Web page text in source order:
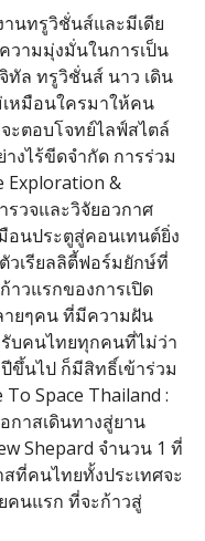
นทรูวิชั่นส์และมีเดีย
วามมุ่งมั่นในการเป็น
ทัล ทรูวิชั่นส์ นาว เดิน
หมือนใครมาให้คน
ะตอบโจทย์ไลฟ์สไตล์
งไร้ขีดจำกัด การร่วม
Exploration &
รวจและวิจัยอวกาศ
อนประตูสู่คอนเทนต์ยิ่ง
วเรียลลิตี้ฟอร์มยักษ์ที่
าวแรกของการเปิด
ยๆคน ที่มีความฝัน
บคนไทยทุกคนที่ไม่ว่า
ขึ้นไป ก็มีสิทธิ์เข้าร่วม
Space Thailand :
กาสเดินทางสู่ยาน
Shepard จำนวน 1 ที่
ที่คนไทยทั้งประเทศจะ
คนแรก ที่จะก้าวสู่